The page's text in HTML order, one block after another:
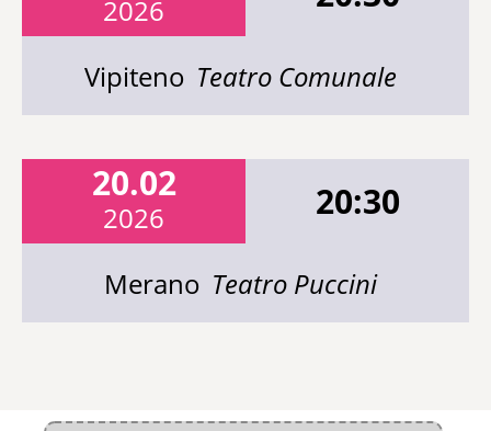
2026
Vipiteno Teatro Comunale
20.02
2026 20:30
Merano Teatro Puccini